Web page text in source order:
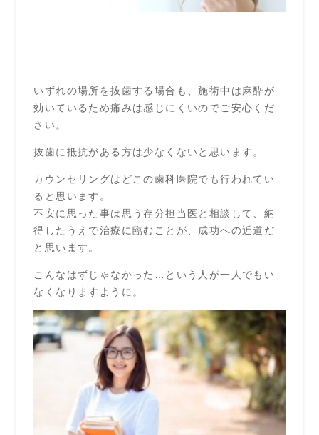
いずれの場所を抜歯する場合も、施術中は麻酔が
効いているため痛みは感じにくいのでご安心くだ
さい。
抜歯に抵抗がある方は少なくないと思います。
カウンセリングはどこの歯科医院でも行われてい
ると思います。
不安に思った事は思う存分担当医と相談して、納
得したうえで治療に臨むことが、成功への近道だ
と思います。
こんなはずじゃなかった…という人が一人でもい
なくなりますように。